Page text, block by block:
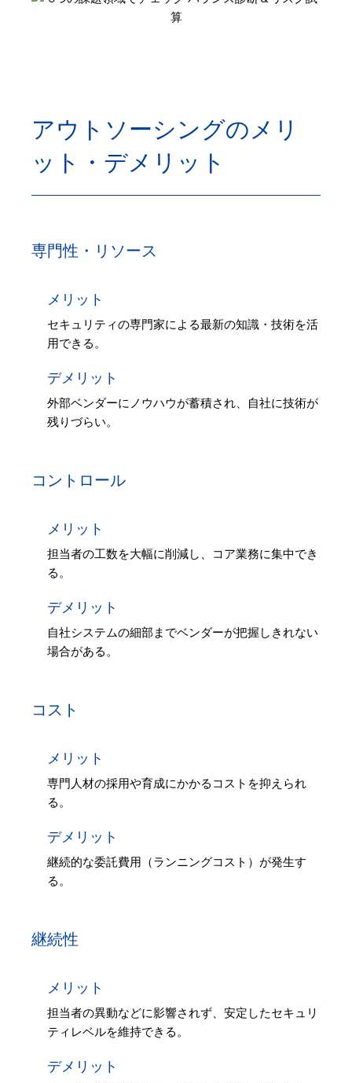
アウトソーシングのメリ
ット・デメリット
専門性・リソース
メリット
セキュリティの専門家による最新の知識・技術を活
用できる。
デメリット
外部ベンダーにノウハウが蓄積され、自社に技術が
残りづらい。
コントロール
メリット
担当者の工数を大幅に削減し、コア業務に集中でき
る。
デメリット
自社システムの細部までベンダーが把握しきれない
場合がある。
コスト
メリット
専門人材の採用や育成にかかるコストを抑えられ
る。
デメリット
継続的な委託費用（ランニングコスト）が発生す
る。
継続性
メリット
担当者の異動などに影響されず、安定したセキュリ
ティレベルを維持できる。
デメリット